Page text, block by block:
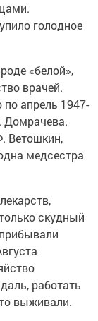
голодное
«белой»,
врачей.
апрель 1947-
Домрачева.
Ветошкин,
медсестра
скудный
работать
выживали.